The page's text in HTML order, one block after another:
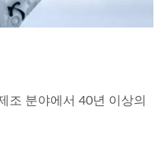
조 분야에서 40년 이상의